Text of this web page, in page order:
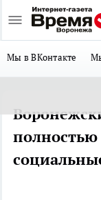
Мы в ВКонтакте